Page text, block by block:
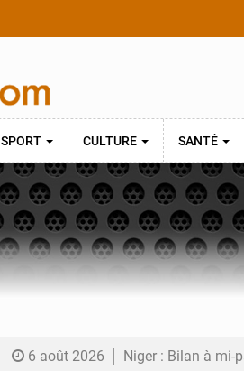
SPORT CULTURE SANTÉ
6 août 2026 Niger : Bilan à mi-